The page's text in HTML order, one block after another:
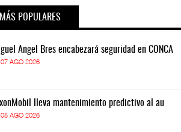
MÁS POPULARES
Ángel Bres encabezará seguridad en CONCA
07 AGO 2026
lleva mantenimiento predictivo al au
05 AGO 2026